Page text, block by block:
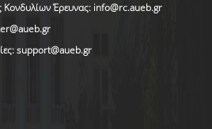
Κονδυλίων Έρευνας: info@rc.aueb.gr
support@aueb.gr